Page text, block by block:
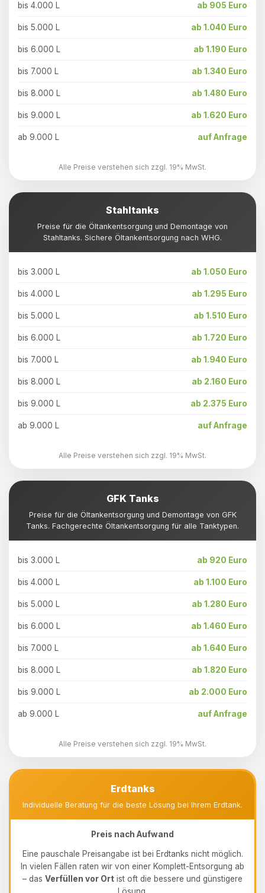
bis 4.000 L ab 905 Euro
bis 5.000 L ab 1.040 Euro
bis 6.000 L ab 1.190 Euro
bis 7.000 L ab 1.340 Euro
bis 8.000 L ab 1.480 Euro
bis 9.000 L ab 1.620 Euro
ab 9.000 L auf Anfrage
Alle Preise verstehen sich zzgl. 19% MwSt.
Stahltanks
Preise für die Öltankentsorgung und Demontage von
Stahltanks. Sichere Öltankentsorgung nach WHG.
bis 3.000 L ab 1.050 Euro
bis 4.000 L ab 1.295 Euro
bis 5.000 L ab 1.510 Euro
bis 6.000 L ab 1.720 Euro
bis 7.000 L ab 1.940 Euro
bis 8.000 L ab 2.160 Euro
bis 9.000 L ab 2.375 Euro
ab 9.000 L auf Anfrage
Alle Preise verstehen sich zzgl. 19% MwSt.
GFK Tanks
Preise für die Öltankentsorgung und Demontage von GFK
Tanks. Fachgerechte Öltankentsorgung für alle Tanktypen.
bis 3.000 L ab 920 Euro
bis 4.000 L ab 1.100 Euro
bis 5.000 L ab 1.280 Euro
bis 6.000 L ab 1.460 Euro
bis 7.000 L ab 1.640 Euro
bis 8.000 L ab 1.820 Euro
bis 9.000 L ab 2.000 Euro
ab 9.000 L auf Anfrage
Alle Preise verstehen sich zzgl. 19% MwSt.
Erdtanks
Individuelle Beratung für die beste Lösung bei Ihrem Erdtank.
Preis nach Aufwand
Eine pauschale Preisangabe ist bei Erdtanks nicht möglich.
In vielen Fällen raten wir von einer Komplett-Entsorgung ab
– das Verfüllen vor Ort ist oft die bessere und günstigere